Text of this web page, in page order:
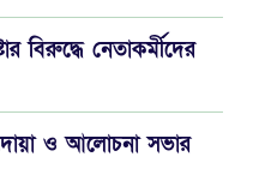
বিরুদ্ধে নেতাকর্মীদের
ও আলোচনা সভার